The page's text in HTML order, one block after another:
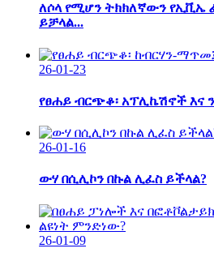
ለሶላ የሚሆን ትክክለኛውን
ይቻላል...
26-01-23
የፀሐይ ብርጭቆ፡ አፕሊኬሽኖች እና
26-01-16
ውሃ በሲሊኮን በኩል ሊፈስ ይችላል?
26-01-09